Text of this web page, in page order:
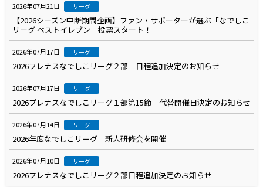
2026年07月21日 リーグ
【2026シーズン中断期間企画】ファン・サポーターが選ぶ「なでしこ
リーグ ベストイレブン」投票スタート！
2026年07月17日 リーグ
2026プレナスなでしこリーグ２部 日程追加決定のお知らせ
2026年07月17日 リーグ
2026プレナスなでしこリーグ１部第15節 代替開催日決定のお知らせ
2026年07月14日 リーグ
2026年度なでしこリーグ 新人研修会を開催
2026年07月10日 リーグ
2026プレナスなでしこリーグ２部日程追加決定のお知らせ